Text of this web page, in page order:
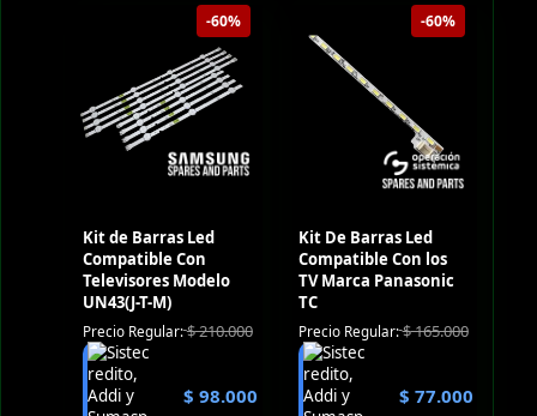
-60%
Kit de Barras Led
Compatible Con
Televisores Modelo
UN43(J-T-M)
Precio Regular:$210.000
$ 98.000
-60%
Kit De Barras Led
Compatible Con los
TV Marca Panasonic
TC
Precio Regular:$165.000
$ 77.000